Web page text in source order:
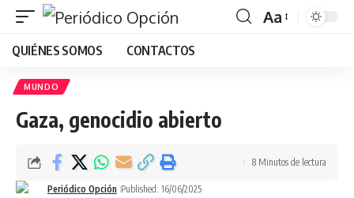
Font
Aa
QUIÉNES SOMOS CONTACTOS
MUNDO
Gaza, genocidio abierto
Periódico Opción Published: 16/06/2025
8 Minutos de lectura